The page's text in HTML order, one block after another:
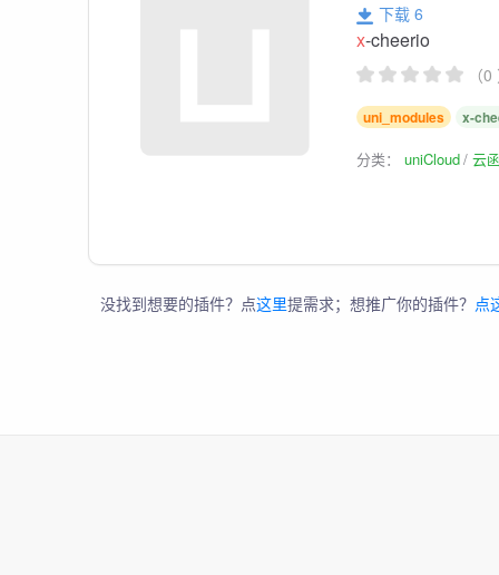
下载 6
x-cheerio
（
uni_modules x-
分类：uniCloud 云
没找到想要的插件？点这里提需求；想推广你的插件？ 点